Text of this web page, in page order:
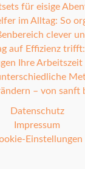
für eisige
im Alltag: So
clever
auf Effizienz
Ihre
– von sanft
Datenschutz
Impressum
Einstellungen